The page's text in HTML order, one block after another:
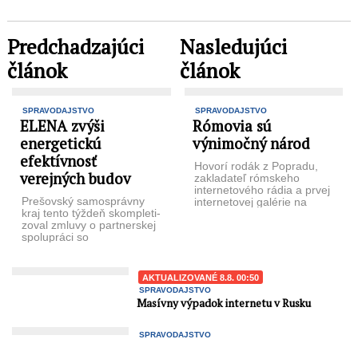
Predchadzajúci
článok
SPRAVODAJSTVO
ELENA zvýši
energetickú
efektívnosť
verejných budov
Prešovský samosprávny
kraj tento týždeň skompleti­
zoval zmluvy o partnerskej
spolupráci so
ELENA (European Local ...
Nasledujúci
článok
SPRAVODAJSTVO
Rómovia sú
výnimočný národ
Hovorí rodák z Popradu,
zakladateľ rómskeho
internetového rádia a prvej
internetovej galérie na
AKTUALIZOVANÉ 8.8. 00:50
SPRAVODAJSTVO
Masívny výpadok internetu v Rusku
SPRAVODAJSTVO